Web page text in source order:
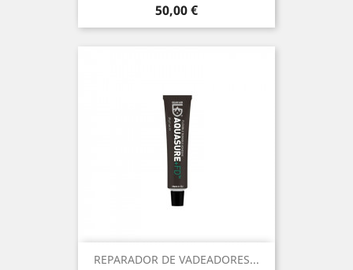
Precio
50,00 €
REPARADOR DE VADEADORES...